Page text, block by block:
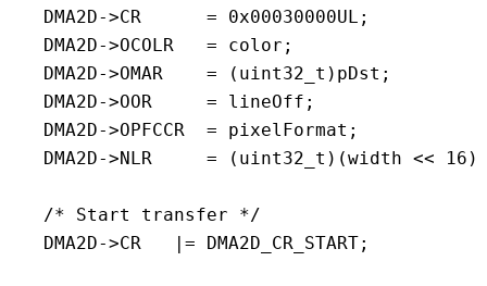
DMA2D->CR = 0x00030000UL ;
DMA2D->OCOLR = color ;
DMA2D->OMAR = ( uint32_t ) pDst ;
DMA2D->OOR = lineOff ;
DMA2D->OPFCCR = pixelFormat ;
DMA2D->NLR = ( uint32_t ) (width << 16 )
/* Start transfer */
DMA2D->CR |= DMA2D_CR_START;